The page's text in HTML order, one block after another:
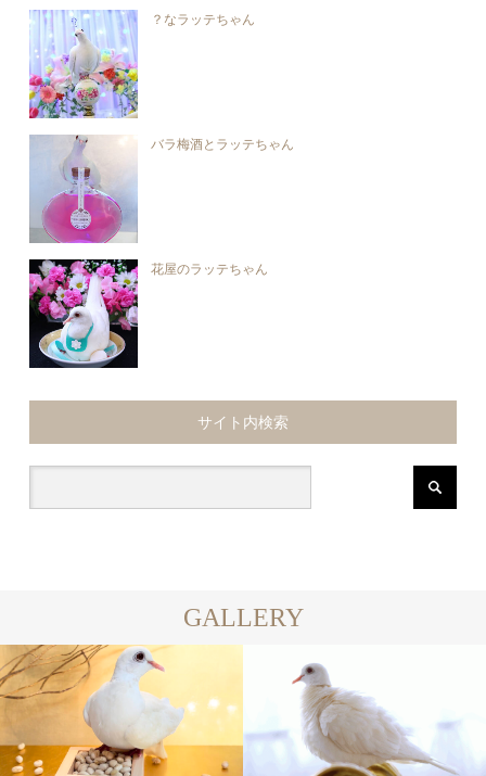
？なラッテちゃん
バラ梅酒とラッテちゃん
花屋のラッテちゃん
サイト内検索
GALLERY